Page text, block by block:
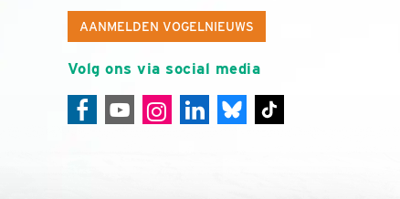
AANMELDEN VOGELNIEUWS
Volg ons via social media